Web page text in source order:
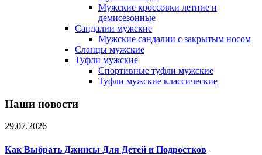
Мужские кроссовки летние и
демисезонные
Сандалии мужские
Мужские сандалии с закрытым носом
Сланцы мужские
Туфли мужские
Спортивные туфли мужские
Туфли мужские классические
Наши новости
29.07.2026
Как Выбрать Джинсы Для Детей и Подростков